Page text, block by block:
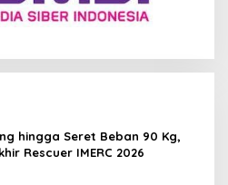
hingga Seret Beban 90 Kg,
Rescuer IMERC 2026